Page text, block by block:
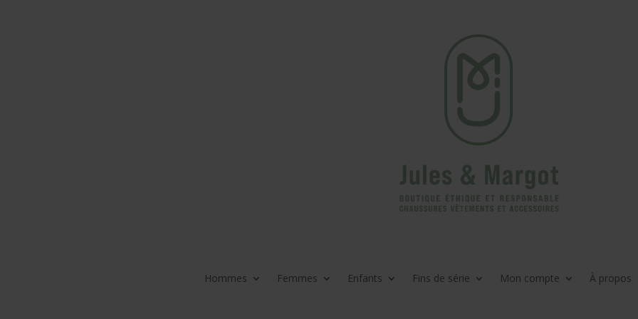
Hommes Femmes Enfants Fins de série Mon compte À propos